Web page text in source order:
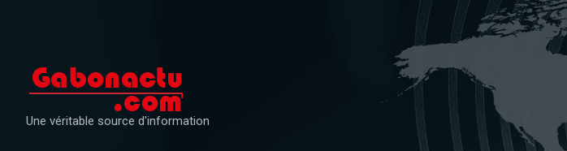
Une véritable source d'information